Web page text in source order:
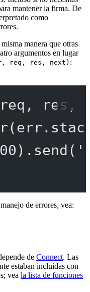
mantener la firma. De
como
manera que otras
argumentos en lugar
req, res, next) :
req , res,
). send (
de errores, vea:
de Connect. Las
estaban incluidas con
vea la lista de funciones